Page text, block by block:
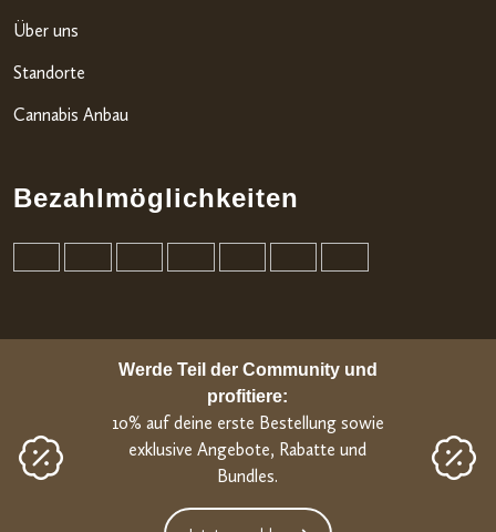
Über uns
Standorte
Cannabis Anbau
Bezahlmöglichkeiten
Werde Teil der Community und
profitiere:
10% auf deine erste Bestellung sowie
exklusive Angebote, Rabatte und
Bundles.